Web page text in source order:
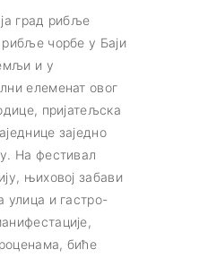
град рибље
чорбе у Баји
и у
елеменат овог
пријатељска
заједно
На фестивал
њиховој забави
улица и гастро-
биће